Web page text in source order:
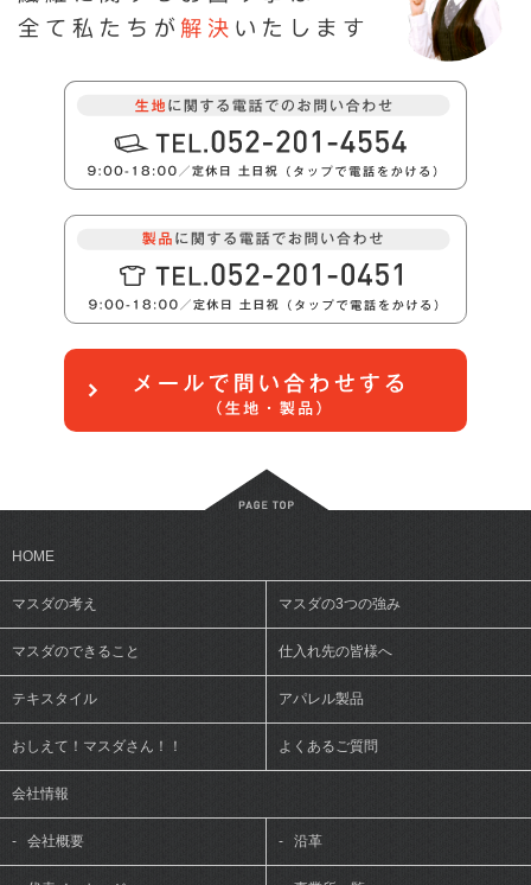
HOME
マスダの考え マスダの3つの強み
マスダのできること 仕入れ先の皆様へ
テキスタイル アパレル製品
おしえて！マスダさん！！ よくあるご質問
会社情報
- 会社概要 - 沿革